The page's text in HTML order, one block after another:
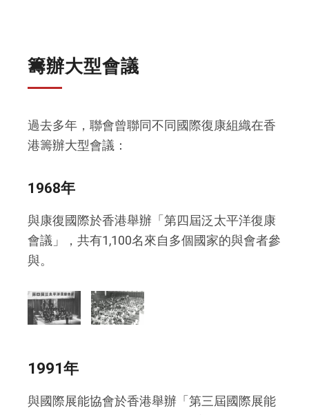
籌辦大型會議
過去多年，聯會曾聯同不同國際復康組織在香
港籌辦大型會議：
1968年
與康復國際於香港舉辦「第四屆泛太平洋復康
會議」，共有1,100名來自多個國家的與會者參
與。
1991年
與國際展能協會於香港舉辦「第三屆國際展能